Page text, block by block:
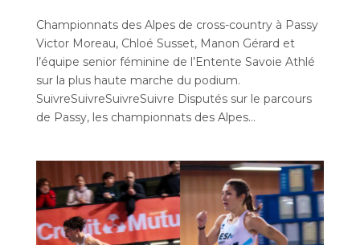
Championnats des Alpes de cross-country à Passy
Victor Moreau, Chloé Susset, Manon Gérard et
l’équipe senior féminine de l’Entente Savoie Athlé
sur la plus haute marche du podium.
SuivreSuivreSuivreSuivre Disputés sur le parcours
de Passy, les championnats des Alpes...